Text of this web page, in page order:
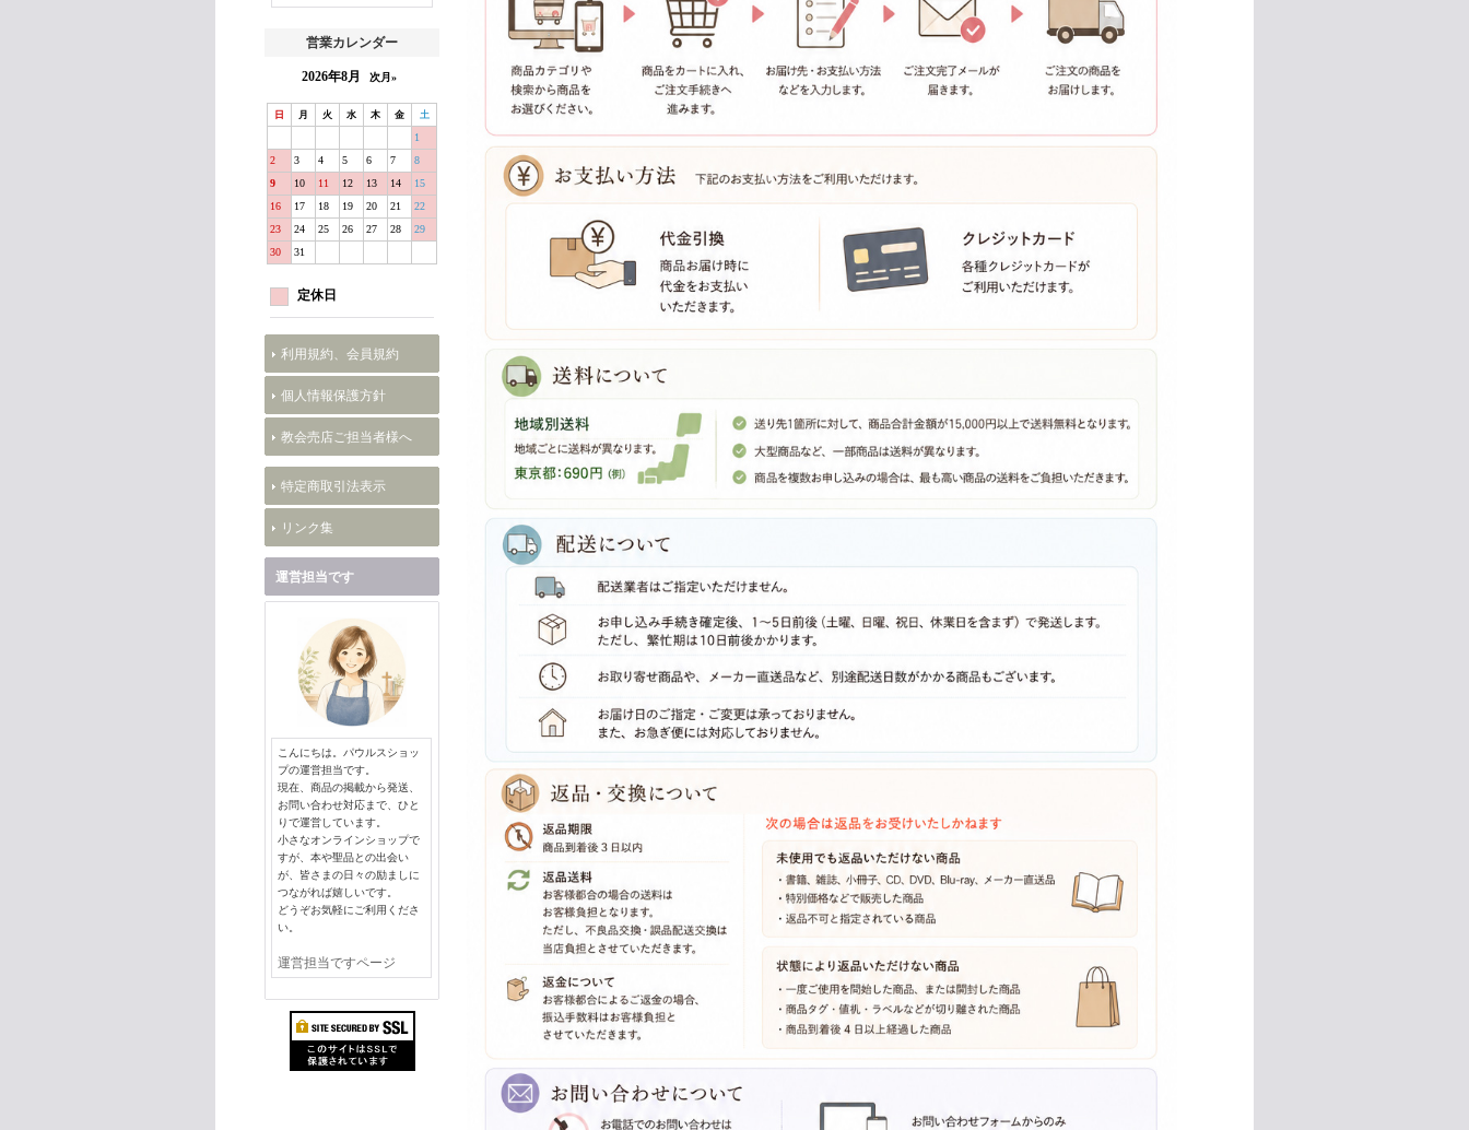
営業カレンダー
2026年8月 次月»
日 月 火 水 木 金 土
1
2
3 4 5 6 7
8
9
10 11 12 13 14
15
16
17 18 19 20 21
22
23
24 25 26 27 28
29
30
31
定休日
利用規約、会員規約
個人情報保護方針
教会売店ご担当者様へ
特定商取引法表示
リンク集
運営担当です
こんにちは。パウルスショッ
プの運営担当です。
現在、商品の掲載から発送、
お問い合わせ対応まで、ひと
りで運営しています。
小さなオンラインショップで
すが、本や聖品との出会い
が、皆さまの日々の励ましに
つながれば嬉しいです。
どうぞお気軽にご利用くださ
い。
運営担当ですページ